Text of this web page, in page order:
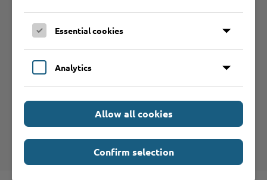
Einheitlicher Ansprechpartner
Schleswig-Holstein
Essential cookies
Analytics
Allow all cookies
Confirm selection